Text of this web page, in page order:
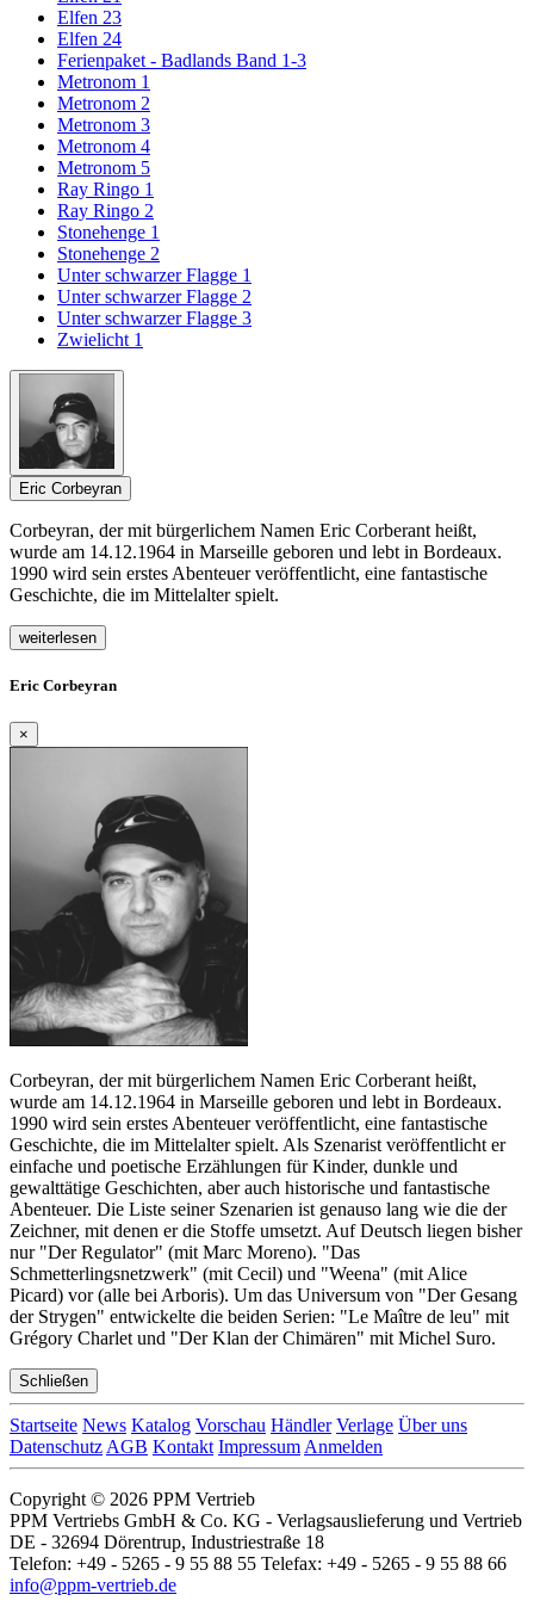
Elfen 23
Elfen 24
Ferienpaket - Badlands Band 1-3
Metronom 1
Metronom 2
Metronom 3
Metronom 4
Metronom 5
Ray Ringo 1
Ray Ringo 2
Stonehenge 1
Stonehenge 2
Unter schwarzer Flagge 1
Unter schwarzer Flagge 2
Unter schwarzer Flagge 3
Zwielicht 1
Eric Corbeyran
Corbeyran, der mit bürgerlichem Namen Eric Corberant heißt,
wurde am 14.12.1964 in Marseille geboren und lebt in Bordeaux.
1990 wird sein erstes Abenteuer veröffentlicht, eine fantastische
Geschichte, die im Mittelalter spielt.
weiterlesen
Eric Corbeyran
×
Corbeyran, der mit bürgerlichem Namen Eric Corberant heißt,
wurde am 14.12.1964 in Marseille geboren und lebt in Bordeaux.
1990 wird sein erstes Abenteuer veröffentlicht, eine fantastische
Geschichte, die im Mittelalter spielt. Als Szenarist veröffentlicht er
einfache und poetische Erzählungen für Kinder, dunkle und
gewalttätige Geschichten, aber auch historische und fantastische
Abenteuer. Die Liste seiner Szenarien ist genauso lang wie die der
Zeichner, mit denen er die Stoffe umsetzt. Auf Deutsch liegen bisher
nur "Der Regulator" (mit Marc Moreno). "Das
Schmetterlingsnetzwerk" (mit Cecil) und "Weena" (mit Alice
Picard) vor (alle bei Arboris). Um das Universum von "Der Gesang
der Strygen" entwickelte die beiden Serien: "Le Maître de leu" mit
Grégory Charlet und "Der Klan der Chimären" mit Michel Suro.
Schließen
Startseite News Katalog Vorschau Händler Verlage Über uns
Datenschutz AGB Kontakt Impressum Anmelden
Copyright © 2026 PPM Vertrieb
PPM Vertriebs GmbH & Co. KG - Verlagsauslieferung und Vertrieb
DE - 32694 Dörentrup, Industriestraße 18
Telefon: +49 - 5265 - 9 55 88 55 Telefax: +49 - 5265 - 9 55 88 66
info@ppm-vertrieb.de